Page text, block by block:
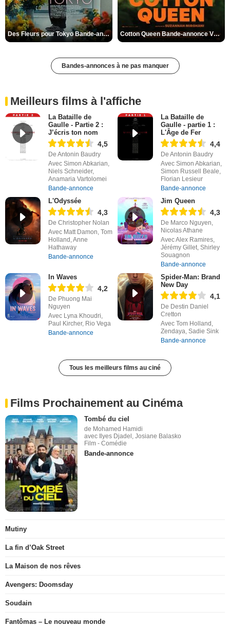
Des Fleurs pour Tokyo Bande-annonce VO STFR Cotton Queen Bande-annonce VO STFR
Bandes-annonces à ne pas manquer
Meilleurs films à l'affiche
La Bataille de
Gaulle - Partie 2 :
J’écris ton nom
4,5
De Antonin Baudry
Avec Simon Abkarian,
Niels Schneider,
Anamaria Vartolomei
Bande-annonce
La Bataille de
Gaulle - partie 1 :
L'Âge de Fer
4,4
De Antonin Baudry
Avec Simon Abkarian,
Simon Russell Beale,
Florian Lesieur
Bande-annonce
L'Odyssée
4,3
De Christopher Nolan
Avec Matt Damon, Tom
Holland, Anne
Hathaway
Bande-annonce
Jim Queen
4,3
De Marco Nguyen,
Nicolas Athane
Avec Alex Ramires,
Jérémy Gillet, Shirley
Souagnon
Bande-annonce
In Waves
4,2
De Phuong Mai
Nguyen
Avec Lyna Khoudri,
Paul Kircher, Rio Vega
Bande-annonce
Spider-Man: Brand
New Day
4,1
De Destin Daniel
Cretton
Avec Tom Holland,
Zendaya, Sadie Sink
Bande-annonce
Tous les meilleurs films au ciné
Films Prochainement au Cinéma
Tombé du ciel
de Mohamed Hamidi
avec Ilyes Djadel, Josiane Balasko
Film - Comédie
Bande-annonce
Mutiny
La fin d’Oak Street
La Maison de nos rêves
Avengers: Doomsday
Soudain
Fantômas – Le nouveau monde